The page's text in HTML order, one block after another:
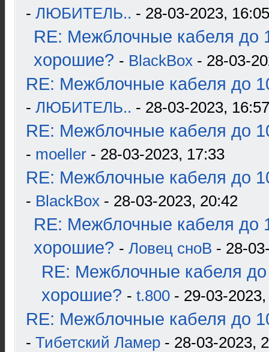
- ЛЮБИТЕЛЬ.. - 28-03-2023, 16:05
RE: Межблочные кабеля до
хорошие? - BlackBox - 28-03-
RE: Межблочные кабеля до
- ЛЮБИТЕЛЬ.. - 28-03-2023, 16:57
RE: Межблочные кабеля до
- moeller - 28-03-2023, 17:33
RE: Межблочные кабеля до
- BlackBox - 28-03-2023, 20:42
RE: Межблочные кабеля до
хорошие? - Ловец сноВ - 28-
RE: Межблочные кабеля до
хорошие? - t.800 - 29-03-
RE: Межблочные кабеля до
- Тибетский Ламер - 28-03-2023,